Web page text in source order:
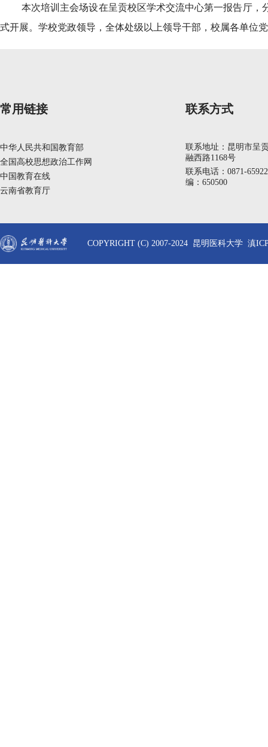
本次培训主会场设在呈贡校区学术交流中心第一报告厅
式开展。学校党政领导，全体处级以上领导干部，校属各单位
常用链接
中华人民共和国教育部
全国高校思想政治工作网
中国教育在线
云南省教育厅
联系方式
联系地址：昆明市呈
融西路1168号
联系电话：0871-
编：650500
COPYRIGHT (C) 2007-2024 昆明医科大学 滇